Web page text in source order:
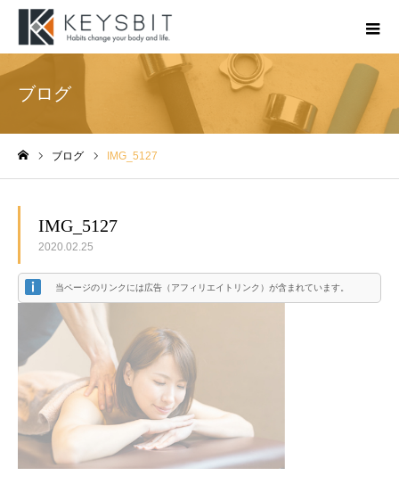
ブログ
ブログ IMG_5127
IMG_5127
2020.02.25
当ページのリンクには広告（アフィリエイトリンク）が含まれています。